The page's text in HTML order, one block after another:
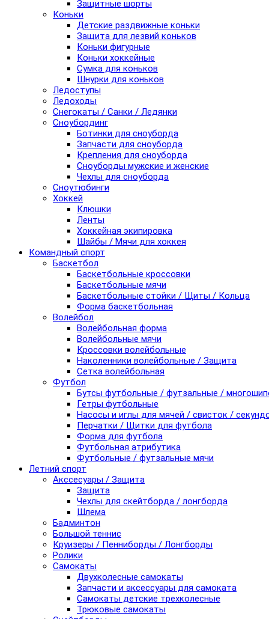
Защитные шорты
Коньки
Детские раздвижные коньки
Защита для лезвий коньков
Коньки фигурные
Коньки хоккейные
Сумка для коньков
Шнурки для коньков
Ледоступы
Ледоходы
Снегокаты / Санки / Ледянки
Сноубординг
Ботинки для сноуборда
Запчасти для сноуборда
Крепления для сноуборда
Сноуборды мужские и женские
Чехлы для сноуборда
Сноутюбинги
Хоккей
Клюшки
Ленты
Хоккейная экипировка
Шайбы / Мячи для хоккея
Командный спорт
Баскетбол
Баскетбольные кроссовки
Баскетбольные мячи
Баскетбольные стойки / Щиты / Кольца
Форма баскетбольная
Волейбол
Волейбольная форма
Волейбольные мячи
Кроссовки волейбольные
Наколенники волейбольные / Защита
Сетка волейбольная
Футбол
Бутсы футбольные / футзальные /
Гетры футбольные
Насосы и иглы для мячей / свисток /
Перчатки / Щитки для футбола
Форма для футбола
Футбольная атрибутика
Футбольные / футзальные мячи
Летний спорт
Акссесуары / Защита
Защита
Чехлы для скейтборда / лонгборда
Шлема
Бадминтон
Большой теннис
Круизеры / Пенниборды / Лонгборды
Ролики
Самокаты
Двухколесные самокаты
Запчасти и аксессуары для самоката
Самокаты детские трехколесные
Трюковые самокаты